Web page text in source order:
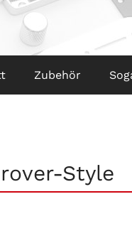
Zubehör
Style